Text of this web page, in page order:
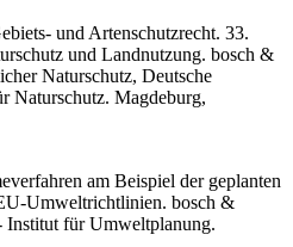
und Artenschutzrecht. 33.
und Landnutzung. bosch &
Naturschutz, Deutsche
Naturschutz. Magdeburg,
am Beispiel der geplanten
Umweltrichtlinien. bosch &
Institut für Umweltplanung.